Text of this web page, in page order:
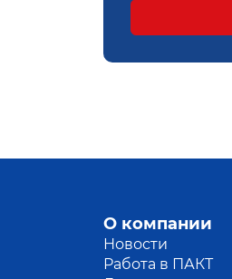
О компании
Новости
Работа в ПАКТ